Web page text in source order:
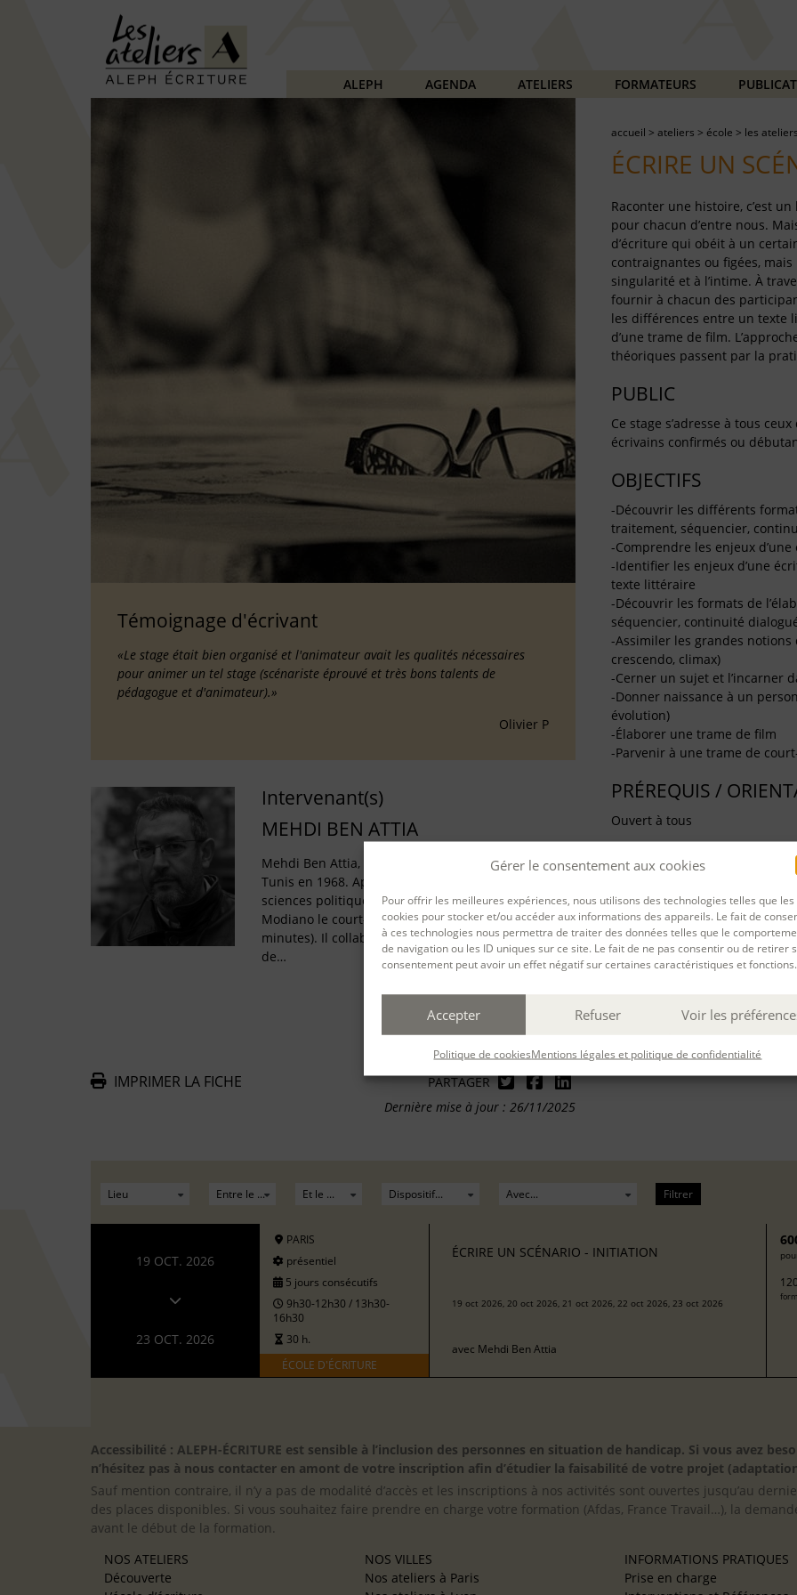
Gérer le consentement aux cookies
Pour offrir les meilleures expériences, nous utilisons des technologies telles que les
cookies pour stocker et/ou accéder aux informations des appareils. Le fait de
à ces technologies nous permettra de traiter des données telles que le
de navigation ou les ID uniques sur ce site. Le fait de ne pas consentir ou de retirer
consentement peut avoir un effet négatif sur certaines caractéristiques et fonctions.
Accepter Refuser Voir les
Politique de cookiesMentions légales et politique de confidentialité
ALEPH AGENDA ATELIERS FORMATEURS
Témoignage d'écrivant
«Le stage était bien organisé et l'animateur avait les qualités nécessaires
pour animer un tel stage (scénariste éprouvé et très bons talents de
pédagogue et d'animateur).»
Olivier P
Intervenant(s)
MEHDI BEN ATTIA
Mehdi Ben Attia, scénariste et réalisateur, est né à
Tunis en 1968. Après des études d’économie et de
sciences politiques, il a co-réalisé avec Zina
Modiano le court-métrage En face (1999, 26
minutes). Il collabore ensuite à l’écriture notamment
de…
IMPRIMER LA FICHE
PARTAGER
Dernière mise à jour : 26/11/2025
accueil > ateliers > école > les
ÉCRIRE UN
Raconter une histoire, c’est
pour chacun d’entre nous.
d’écriture qui obéit à un
contraignantes ou figées,
singularité et à l’intime. À
fournir à chacun des
les différences entre un texte
d’une trame de film.
théoriques passent par la
PUBLIC
Ce stage s’adresse à tous
écrivains confirmés ou
OBJECTIFS
-Découvrir les différents
traitement, séquencier,
-Comprendre les enjeux
-Identifier les enjeux d’une
texte littéraire
-Découvrir les formats de
séquencier, continuité
-Assimiler les grandes
crescendo, climax)
-Cerner un sujet et l’incarner
-Donner naissance à un
évolution)
-Élaborer une trame de film
-Parvenir à une trame de
PRÉREQUIS /
Ouvert à tous
CONTENU
MÉTHODES
ÉVALUATION
Filtrer
19 OCT. 2026
23 OCT. 2026
PARIS
présentiel
5 jours consécutifs
9h30-12h30 / 13h30-
16h30
30 h.
ÉCOLE D'ÉCRITURE
ÉCRIRE UN SCÉNARIO - INITIATION
19 oct 2026, 20 oct 2026, 21 oct 2026, 22 oct 2026, 23 oct 2026
avec Mehdi Ben Attia
Accessibilité : ALEPH-ÉCRITURE est sensible à l’inclusion des personnes en situation de handicap. Si vous avez
n’hésitez pas à nous contacter en amont de votre inscription afin d’étudier la faisabilité de votre projet
Sauf mention contraire, il n’y a pas de modalité d’accès et les inscriptions à nos activités sont ouvertes jusqu’au
des places disponibles. Si vous souhaitez faire prendre en charge votre formation (Afdas, France Travail…), la
avant le début de la formation.
NOS ATELIERS
Découverte
NOS VILLES
Nos ateliers à Paris
INFORMATIONS PRATIQUES
Prise en charge